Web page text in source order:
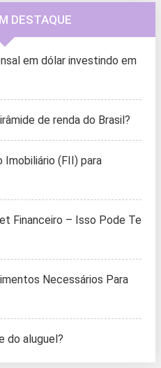
DESTAQUE
em dólar investindo em
de renda do Brasil?
Imobiliário (FII) para
Financeiro – Isso Pode Te
Necessários Para
do aluguel?